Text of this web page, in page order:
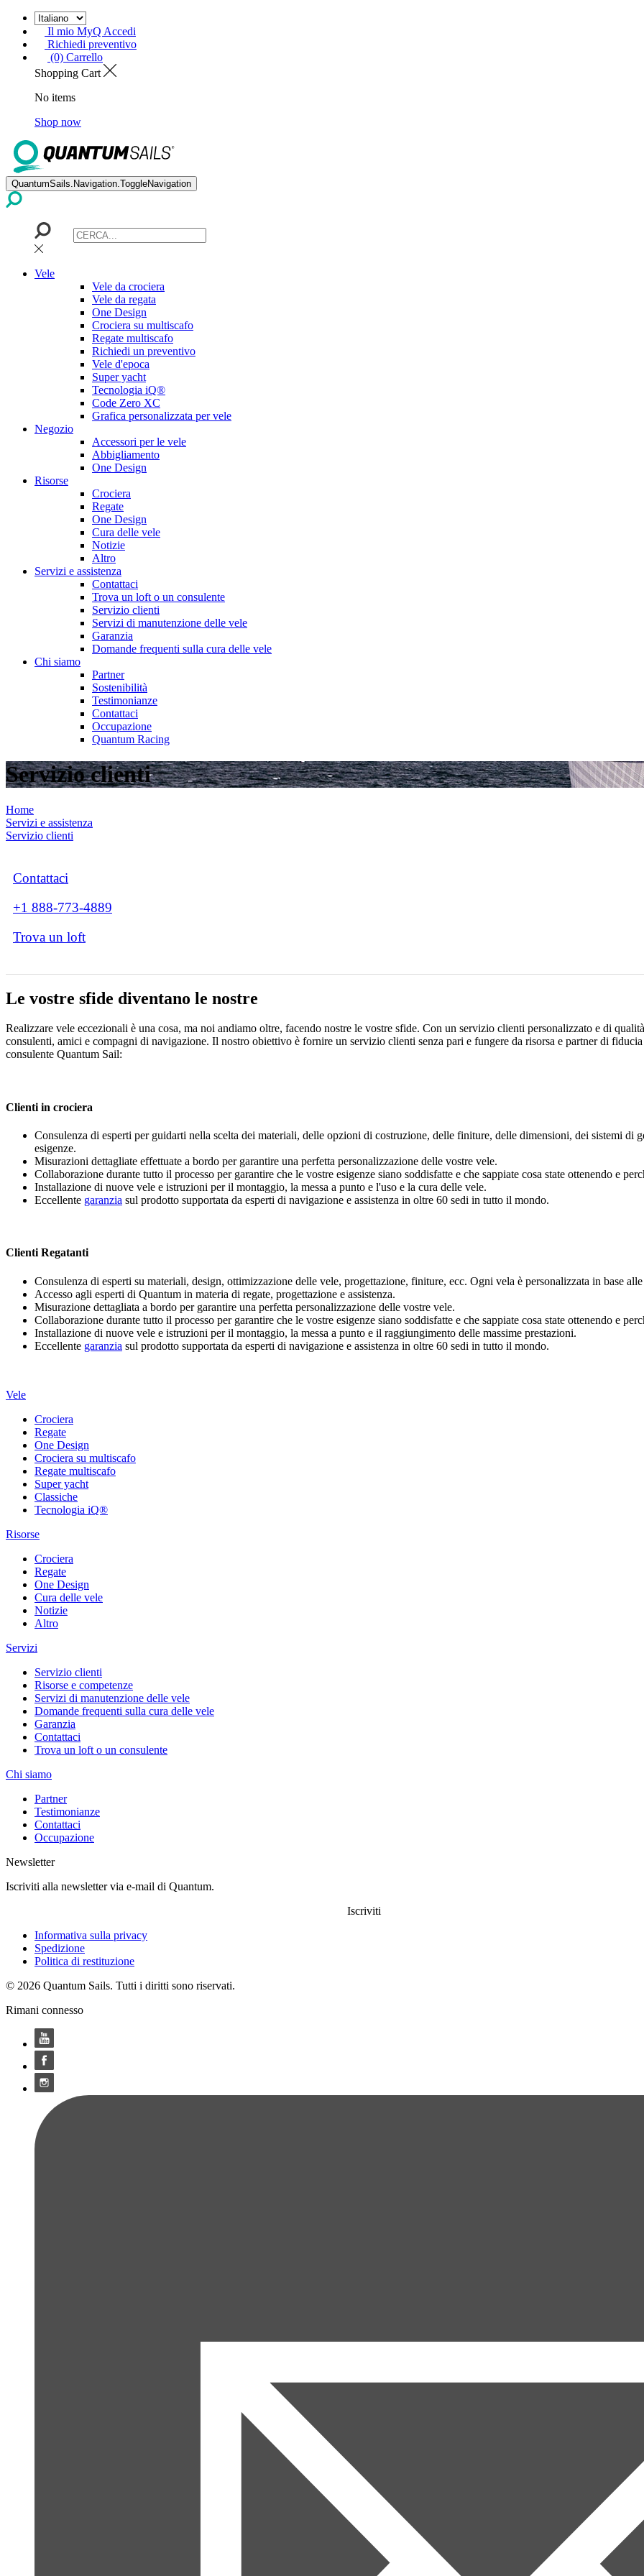
Il mio MyQ Accedi
Richiedi preventivo
(0) Carrello
Shopping Cart
No items
Shop now
QuantumSails.Navigation.ToggleNavigation
Vele
Vele da crociera
Vele da regata
One Design
Crociera su multiscafo
Regate multiscafo
Richiedi un preventivo
Vele d'epoca
Super yacht
Tecnologia iQ®
Code Zero XC
Grafica personalizzata per vele
Negozio
Accessori per le vele
Abbigliamento
One Design
Risorse
Crociera
Regate
One Design
Cura delle vele
Notizie
Altro
Servizi e assistenza
Contattaci
Trova un loft o un consulente
Servizio clienti
Servizi di manutenzione delle vele
Garanzia
Domande frequenti sulla cura delle vele
Chi siamo
Partner
Sostenibilità
Testimonianze
Contattaci
Occupazione
Quantum Racing
Servizio clienti
Home
Servizi e assistenza
Servizio clienti
Contattaci
+1 888-773-4889
Trova un loft
Le vostre sfide diventano le nostre
Realizzare vele eccezionali è una cosa, ma noi andiamo oltre, facendo nostre le vostre sfide. Con un servizio clienti personalizzato e di
consulenti, amici e compagni di navigazione. Il nostro obiettivo è fornire un servizio clienti senza pari e fungere da risorsa e partner di
consulente Quantum Sail:
Clienti in crociera
Consulenza di esperti per guidarti nella scelta dei materiali, delle opzioni di costruzione, delle finiture, delle dimensioni, dei sistemi di
esigenze.
Misurazioni dettagliate effettuate a bordo per garantire una perfetta personalizzazione delle vostre vele.
Collaborazione durante tutto il processo per garantire che le vostre esigenze siano soddisfatte e che sappiate cosa state ottenendo e
Installazione di nuove vele e istruzioni per il montaggio, la messa a punto e l'uso e la cura delle vele.
Eccellente garanzia sul prodotto supportata da esperti di navigazione e assistenza in oltre 60 sedi in tutto il mondo.
Clienti Regatanti
Consulenza di esperti su materiali, design, ottimizzazione delle vele, progettazione, finiture, ecc. Ogni vela è personalizzata in base
Accesso agli esperti di Quantum in materia di regate, progettazione e assistenza.
Misurazione dettagliata a bordo per garantire una perfetta personalizzazione delle vostre vele.
Collaborazione durante tutto il processo per garantire che le vostre esigenze siano soddisfatte e che sappiate cosa state ottenendo e
Installazione di nuove vele e istruzioni per il montaggio, la messa a punto e il raggiungimento delle massime prestazioni.
Eccellente garanzia sul prodotto supportata da esperti di navigazione e assistenza in oltre 60 sedi in tutto il mondo.
Vele
Crociera
Regate
One Design
Crociera su multiscafo
Regate multiscafo
Super yacht
Classiche
Tecnologia iQ®
Risorse
Crociera
Regate
One Design
Cura delle vele
Notizie
Altro
Servizi
Servizio clienti
Risorse e competenze
Servizi di manutenzione delle vele
Domande frequenti sulla cura delle vele
Garanzia
Contattaci
Trova un loft o un consulente
Chi siamo
Partner
Testimonianze
Contattaci
Occupazione
Newsletter
Iscriviti alla newsletter via e-mail di Quantum.
Iscriviti
Informativa sulla privacy
Spedizione
Politica di restituzione
© 2026 Quantum Sails. Tutti i diritti sono riservati.
Rimani connesso